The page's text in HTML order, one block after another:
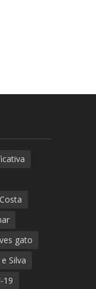
gato
Silva
19